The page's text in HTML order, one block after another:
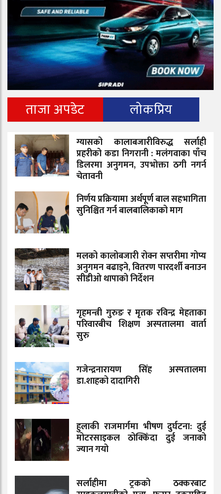
ताजा अपडेट लोकप्रिय
ग्यासको कालाबजारीविरुद्ध सर्लाही
प्रहरीको कडा निगरानी : मलंगवाका पाँच
डिलरमा अनुगमन, उपभोक्ता ठगी नगर्न
चेतावनी
निर्णय प्रक्रियामा अर्थपूर्ण बाल सहभागिता
सुनिश्चित गर्न बालबालिकाको माग
मलको कालोबजारी रोक्न सप्तरीमा गोप्य
अनुगमन बढाइने, वितरण पारदर्शी बनाउन
सीडीओ थापाको निर्देशन
गृहमन्त्री गुरुङ र मृतक रविन्द्र मेहताका
परिवारबीच शिक्षण अस्पतालमा वार्ता
सुरु
गजेन्द्रनारायण सिंह अस्पतालमा
डा.शाहको दादागिरी
हुलाकी राजमार्गमा भीषण दुर्घटना: दुई
मोटरसाइकल ठोक्किँदा दुई जनाको
ज्यान गयो
सर्लाहीमा ट्रकको ठक्करबाट